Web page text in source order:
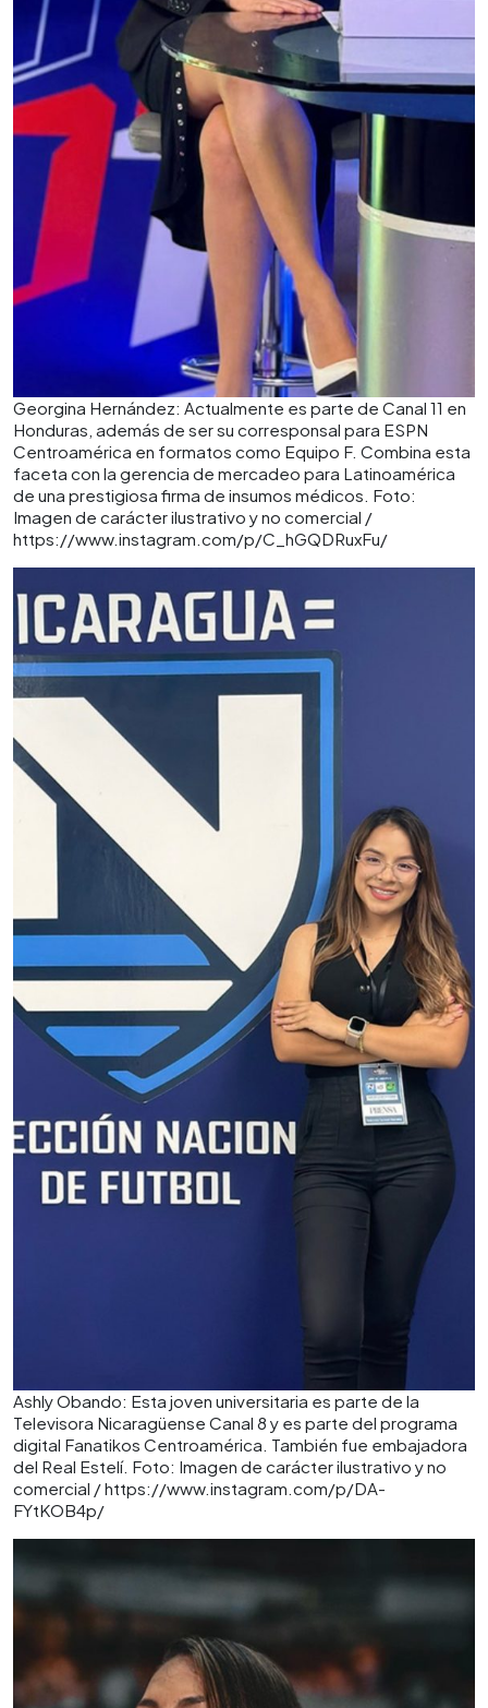
Georgina Hernández: Actualmente es parte de Canal 11 en
Honduras, además de ser su corresponsal para ESPN
Centroamérica en formatos como Equipo F. Combina esta
faceta con la gerencia de mercadeo para Latinoamérica
de una prestigiosa firma de insumos médicos. Foto:
Imagen de carácter ilustrativo y no comercial /
https://www.instagram.com/p/C_hGQDRuxFu/
Ashly Obando: Esta joven universitaria es parte de la
Televisora Nicaragüense Canal 8 y es parte del programa
digital Fanatikos Centroamérica. También fue embajadora
del Real Estelí. Foto: Imagen de carácter ilustrativo y no
comercial / https://www.instagram.com/p/DA-
FYtKOB4p/